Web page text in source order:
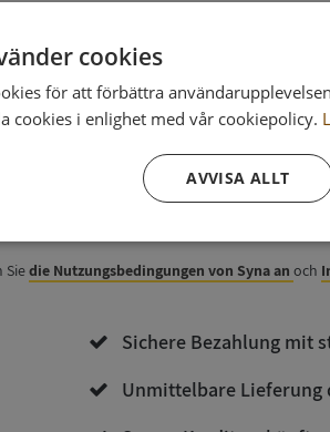
(wahlweise)
Siedie Nutzungsbedingungen von Syna an och
Sichere Bezahlung mit
Unmittelbare Lieferung
cookies
för att förbättra
cookies i enlighet med vår cookiepolicy.
AVVISA ALLT
Inriktning